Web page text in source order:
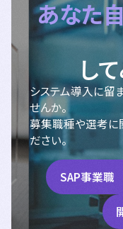
あなた
し
システム導入に留
せんか。
募集職種や選考に
ださい。
SAP事業職